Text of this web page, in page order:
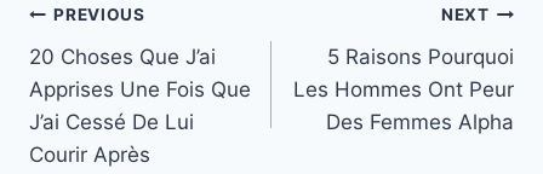
Post
navigation
PREVIOUS
20 Choses Que J’ai
Apprises Une Fois Que
J’ai Cessé De Lui
Courir Après
NEXT
5 Raisons Pourquoi
Les Hommes Ont Peur
Des Femmes Alpha